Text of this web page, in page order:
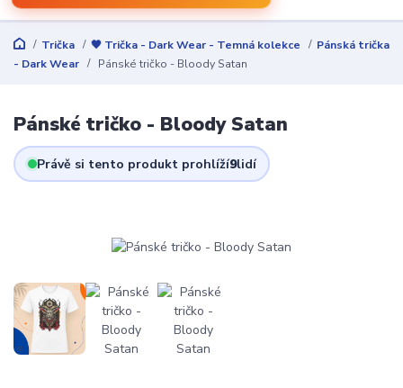
Trička 🖤 Trička - Dark Wear - Temná kolekce
Pánská trička
- Dark Wear
Pánské tričko - Bloody Satan
Pánské tričko - Bloody Satan
Právě si tento produkt prohlíží9lidí